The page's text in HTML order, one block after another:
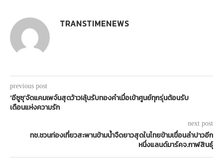
TRANSTIMENEWS
previous post
‘อีซูซุ’จัดแคมเพจ์นสุดว้าว!ลุ้นรับทองคำเมื่อเข้าศูนย์ทุกรุ่นต้อนรับ
เดือนแห่งความรัก
next post
ทช.ชวนท่องเที่ยวสะพานข้ามน้ำจืดยาวสุดในไทยข้ามเขื่อนลำปาวอีก
หนึ่งแลนด์มาร์คจ.กาฬสินธุ์